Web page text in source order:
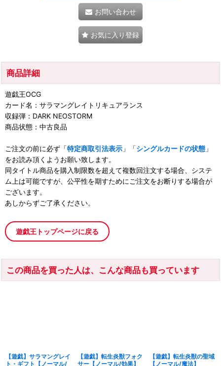
お問い合わせ
お気に入り登録
商品詳細
遊戯王OCG
カード名：サラマングレイトリキュアランス
収録弾：DARK NEOSTORM
商品状態：中古良品
ご注文の前に必ず「特定商取引法表示 」「シングルカードの状態 」
をお読み頂くようお願い致します。
同タイトル商品を購入制限数を超えて複数回注文する場合、システ
ム上は可能ですが、公平性を期すためにご注文をお断りする場合が
ございます。
あしからずご了承ください。
遊戯王トップページに戻る
この商品を買った人は、こんな商品も買っています
【遊戯】サラマングレイ
ト・ギフト【ノーマル/
【遊戯】転生炎獣フォク
サー【ノーマル/効果】
【遊戯】転生炎獣の聖域
【ノーマル/魔法】